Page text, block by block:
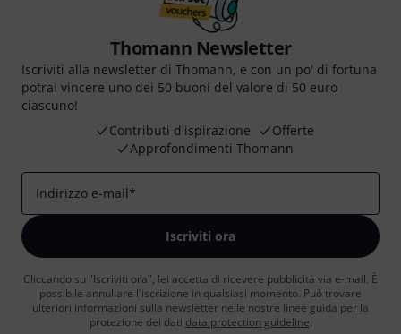
Thomann Newsletter
Iscriviti alla newsletter di Thomann, e con un po' di fortuna
potrai vincere uno dei 50 buoni del valore di 50 euro
ciascuno!
Contributi d'ispirazione
Offerte
Approfondimenti Thomann
Indirizzo e-mail*
Iscriviti ora
Cliccando su "Iscriviti ora", lei accetta di ricevere pubblicità via e-mail. È
possibile annullare l'iscrizione in qualsiasi momento. Può trovare
ulteriori informazioni sulla newsletter nelle nostre linee guida per la
protezione dei dati data protection guideline.